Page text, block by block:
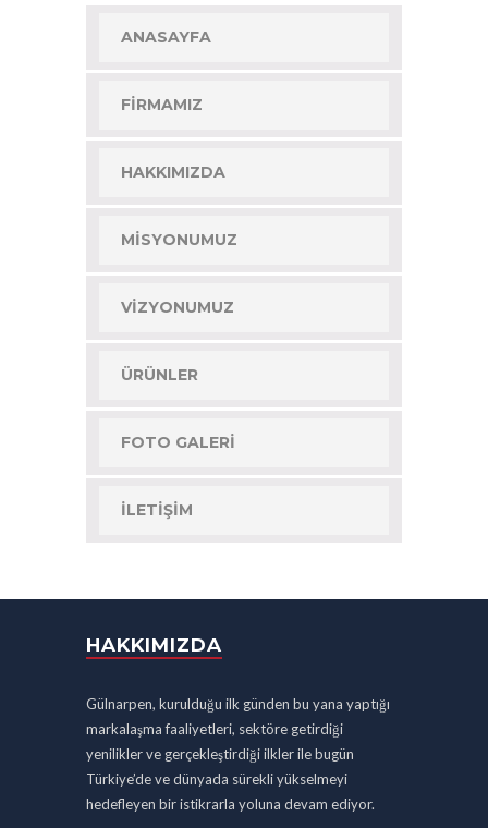
ANASAYFA
FIRMAMIZ
HAKKIMIZDA
MISYONUMUZ
VIZYONUMUZ
ÜRÜNLER
FOTO GALERI
İLETIŞIM
HAKKIMIZDA
Gülnarpen, kurulduğu ilk günden bu yana yaptığı
markalaşma faaliyetleri, sektöre getirdiği
yenilikler ve gerçekleştirdiği ilkler ile bugün
Türkiye’de ve dünyada sürekli yükselmeyi
hedefleyen bir istikrarla yoluna devam ediyor.